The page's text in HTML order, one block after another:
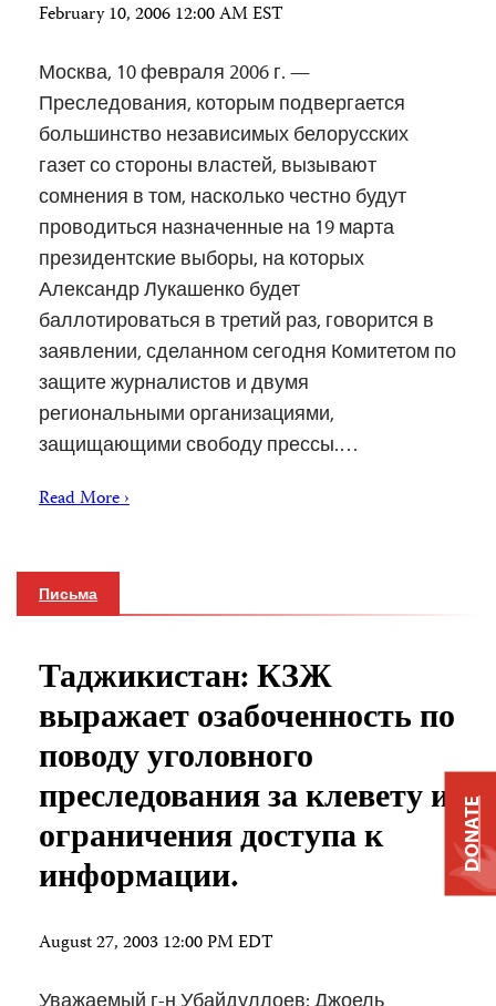
February 10, 2006 12:00 AM EST
Москва, 10 февраля 2006 г. —
Преследования, которым подвергается
большинство независимых белорусских
газет со стороны властей, вызывают
сомнения в том, насколько честно будут
проводиться назначенные на 19 марта
президентские выборы, на которых
Александр Лукашенко будет
баллотироваться в третий раз, говорится в
заявлении, сделанном сегодня Комитетом по
защите журналистов и двумя
региональными организациями,
защищающими свободу прессы.…
Read More ›
Письма
Таджикистан: КЗЖ
выражает озабоченность по
поводу уголовного
преследования за клевету и
ограничения доступа к
информации.
August 27, 2003 12:00 PM EDT
Уважаемый г-н Убайдуллоев: Джоель
DONATE